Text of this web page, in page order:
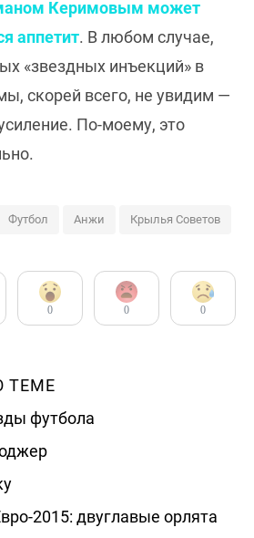
Керимовым может
аппетит. В любом случае,
«звездных инъекций» в
скорей всего, не увидим —
По-моему, это
Футбол Анжи Крылья Советов
0 0 0
ТЕМЕ
футбола
2015: двуглавые орлята